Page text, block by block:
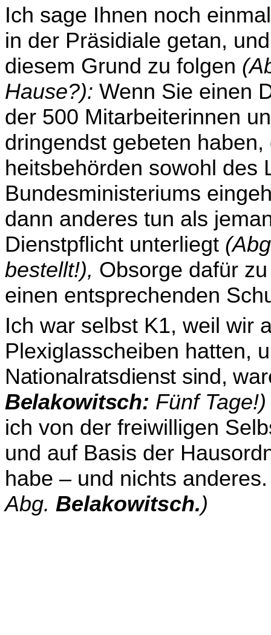
Ich sage Ihnen noch
in der Präsidiale getan,
diesem Grund zu folgen
Hause?): Wenn Sie einen
der 500 Mitarbeiterinnen
dringendst gebeten
heitsbehörden sowohl des
Bundesministeriums
dann anderes tun als
Dienstpflicht unterliegt
bestellt!), Obsorge dafür
einen entsprechenden
Ich war selbst K1, weil wir
Plexiglasscheiben hatten,
Nationalratsdienst sind,
Belakowitsch: Fünf
ich von der freiwilligen
und auf Basis der
habe – und nichts
Abg. Belakowitsch.)